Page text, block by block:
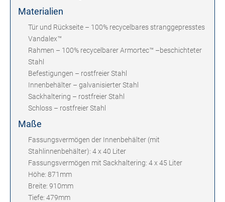
Materialien
Tür und Rückseite – 100% recycelbares stranggepresstes
Vandalex™
Rahmen – 100% recycelbarer Armortec™ –beschichteter
Stahl
Befestigungen – rostfreier Stahl
Innenbehälter – galvanisierter Stahl
Sackhaltering – rostfreier Stahl
Schloss – rostfreier Stahl
Maße
Fassungsvermögen der Innenbehälter (mit
Stahlinnenbehälter): 4 x 40 Liter
Fassungsvermögen mit Sackhaltering: 4 x 45 Liter
Höhe: 871mm
Breite: 910mm
Tiefe: 479mm